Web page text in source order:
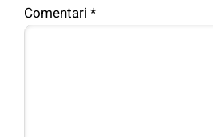
Comentari *